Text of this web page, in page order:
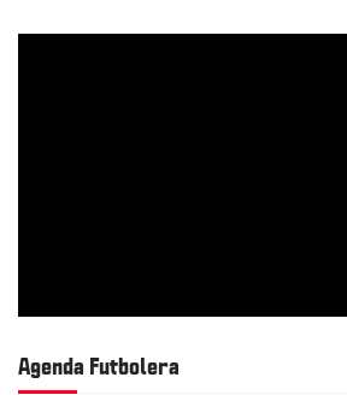
Agenda Futbolera